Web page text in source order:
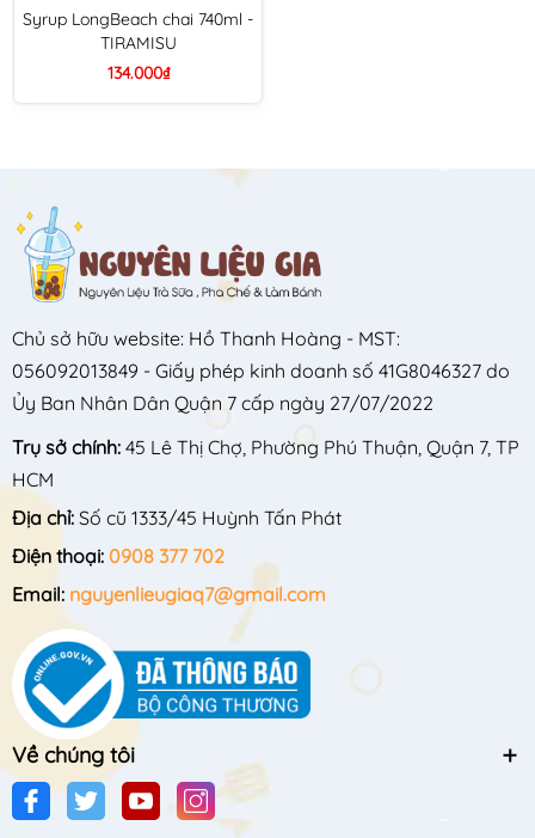
Syrup LongBeach chai 740ml -
TIRAMISU
134.000₫
Chủ sở hữu website: Hồ Thanh Hoàng - MST:
056092013849 - Giấy phép kinh doanh số 41G8046327 do
Ủy Ban Nhân Dân Quận 7 cấp ngày 27/07/2022
Trụ sở chính: 45 Lê Thị Chợ, Phường Phú Thuận, Quận 7, TP
HCM
Địa chỉ: Số cũ 1333/45 Huỳnh Tấn Phát
Điện thoại: 0908 377 702
Email: nguyenlieugiaq7@gmail.com
Về chúng tôi